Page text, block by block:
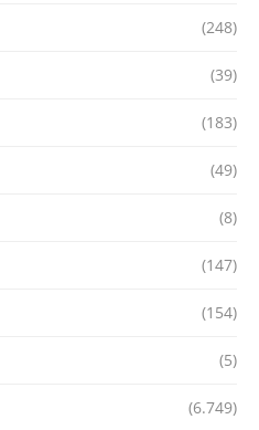
(248)
(39)
(183)
(49)
(8)
(147)
(154)
(5)
(6.749)